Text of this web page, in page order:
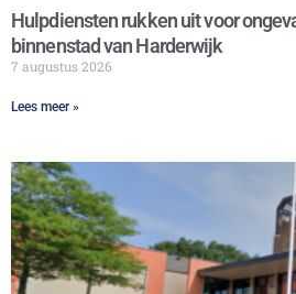
Hulpdiensten rukken uit voor
binnenstad van Harderwijk
7 augustus 2026
Lees meer »